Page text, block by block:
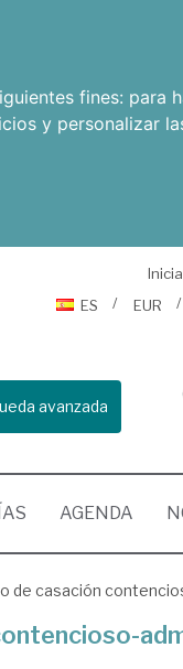
fines: para
y personalizar
ES
EUR
avanzada
AGENDA
de casación